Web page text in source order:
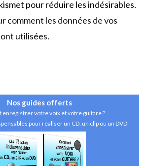
pour réduire les indésirables.
comment les données de vos
utilisées.
Nos guides offerts
enregistrer votre voix et votre guitare ?
pour réaliser un CD, un clip ou un DVD